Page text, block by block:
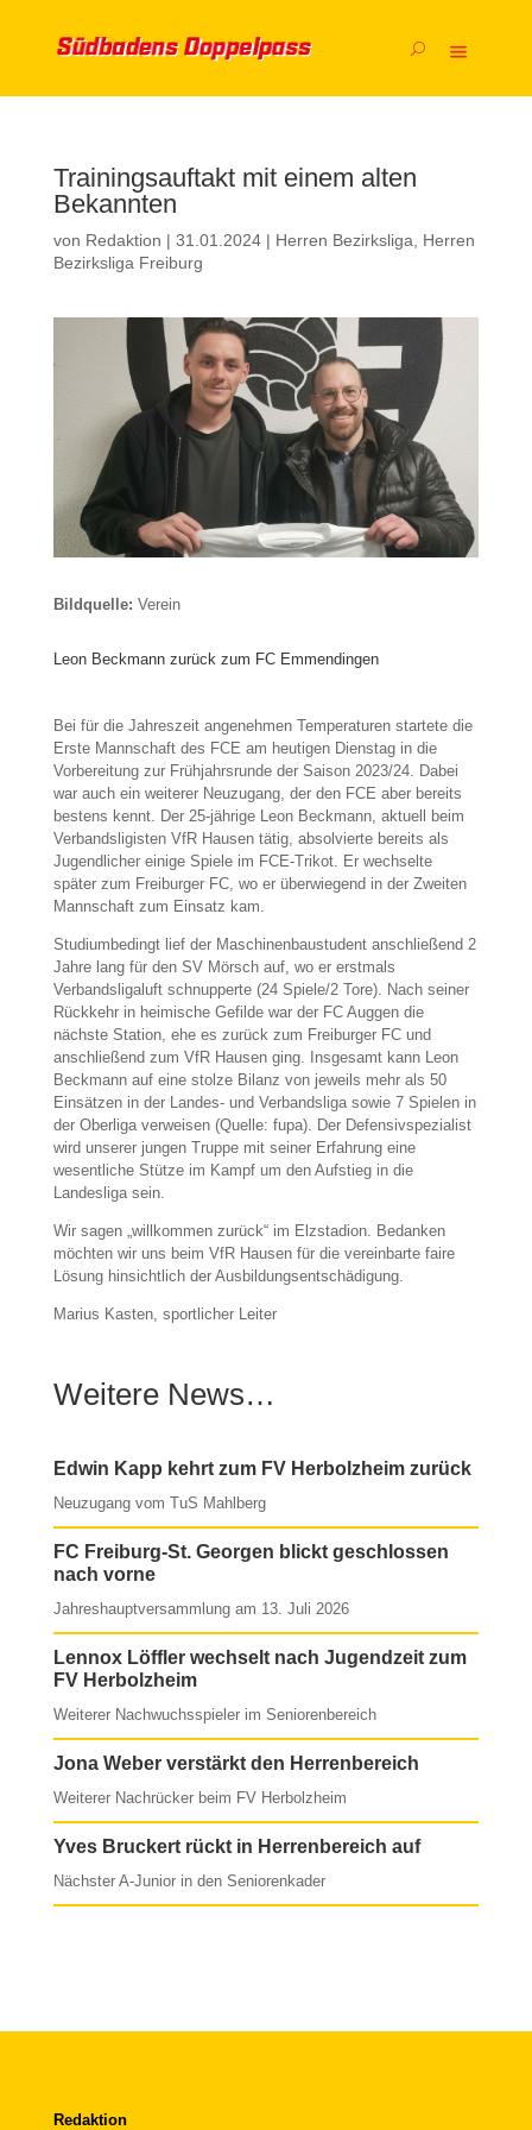
Trainingsauftakt mit einem alten
Bekannten
von Redaktion | 31.01.2024| Herren Bezirksliga
Herren
Bezirksliga Freiburg
Bildquelle: Verein
Leon Beckmann zurück zum FC Emmendingen
Bei für die Jahreszeit angenehmen Temperaturen startete die
Erste Mannschaft des FCE am heutigen Dienstag in die
Vorbereitung zur Frühjahrsrunde der Saison 2023/24. Dabei
war auch ein weiterer Neuzugang, der den FCE aber bereits
bestens kennt. Der 25-jährige Leon Beckmann, aktuell beim
Verbandsligisten VfR Hausen tätig, absolvierte bereits als
Jugendlicher einige Spiele im FCE-Trikot. Er wechselte
später zum Freiburger FC, wo er überwiegend in der Zweiten
Mannschaft zum Einsatz kam.
Studiumbedingt lief der Maschinenbaustudent anschließend 2
Jahre lang für den SV Mörsch auf, wo er erstmals
Verbandsligaluft schnupperte (24 Spiele/2 Tore). Nach seiner
Rückkehr in heimische Gefilde war der FC Auggen die
nächste Station, ehe es zurück zum Freiburger FC und
anschließend zum VfR Hausen ging. Insgesamt kann Leon
Beckmann auf eine stolze Bilanz von jeweils mehr als 50
Einsätzen in der Landes- und Verbandsliga sowie 7 Spielen in
der Oberliga verweisen (Quelle: fupa). Der Defensivspezialist
wird unserer jungen Truppe mit seiner Erfahrung eine
wesentliche Stütze im Kampf um den Aufstieg in die
Landesliga sein.
Wir sagen „willkommen zurück“ im Elzstadion. Bedanken
möchten wir uns beim VfR Hausen für die vereinbarte faire
Lösung hinsichtlich der Ausbildungsentschädigung.
Marius Kasten, sportlicher Leiter
Weitere News…
Edwin Kapp kehrt zum FV Herbolzheim zurück
Neuzugang vom TuS Mahlberg
FC Freiburg-St. Georgen blickt geschlossen
nach vorne
Jahreshauptversammlung am 13. Juli 2026
Lennox Löffler wechselt nach Jugendzeit zum
FV Herbolzheim
Weiterer Nachwuchsspieler im Seniorenbereich
Jona Weber verstärkt den Herrenbereich
Weiterer Nachrücker beim FV Herbolzheim
Yves Bruckert rückt in Herrenbereich auf
Nächster A-Junior in den Seniorenkader
Redaktion